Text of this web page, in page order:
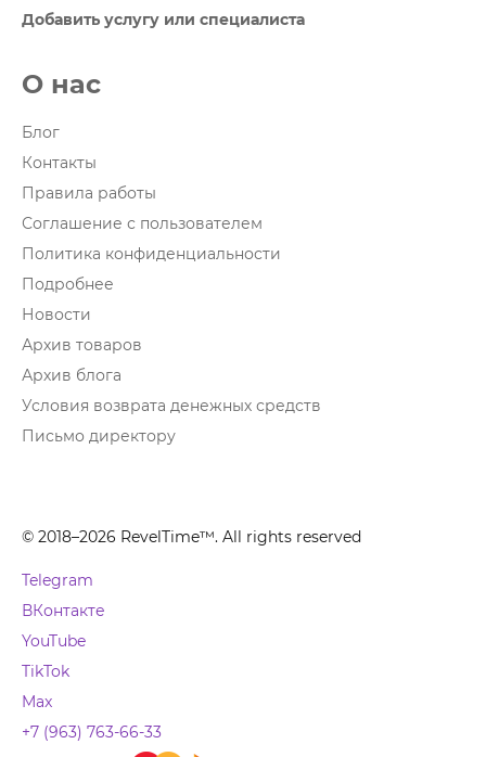
Добавить услугу или специалиста
О нас
Блог
Контакты
Правила работы
Соглашение с пользователем
Политика конфиденциальности
Подробнее
Новости
Архив товаров
Архив блога
Условия возврата денежных средств
Письмо директору
© 2018–2026 RevelTime™. All rights reserved
Telegram
ВКонтакте
YouTube
TikTok
Max
+7 (963) 763-66-33